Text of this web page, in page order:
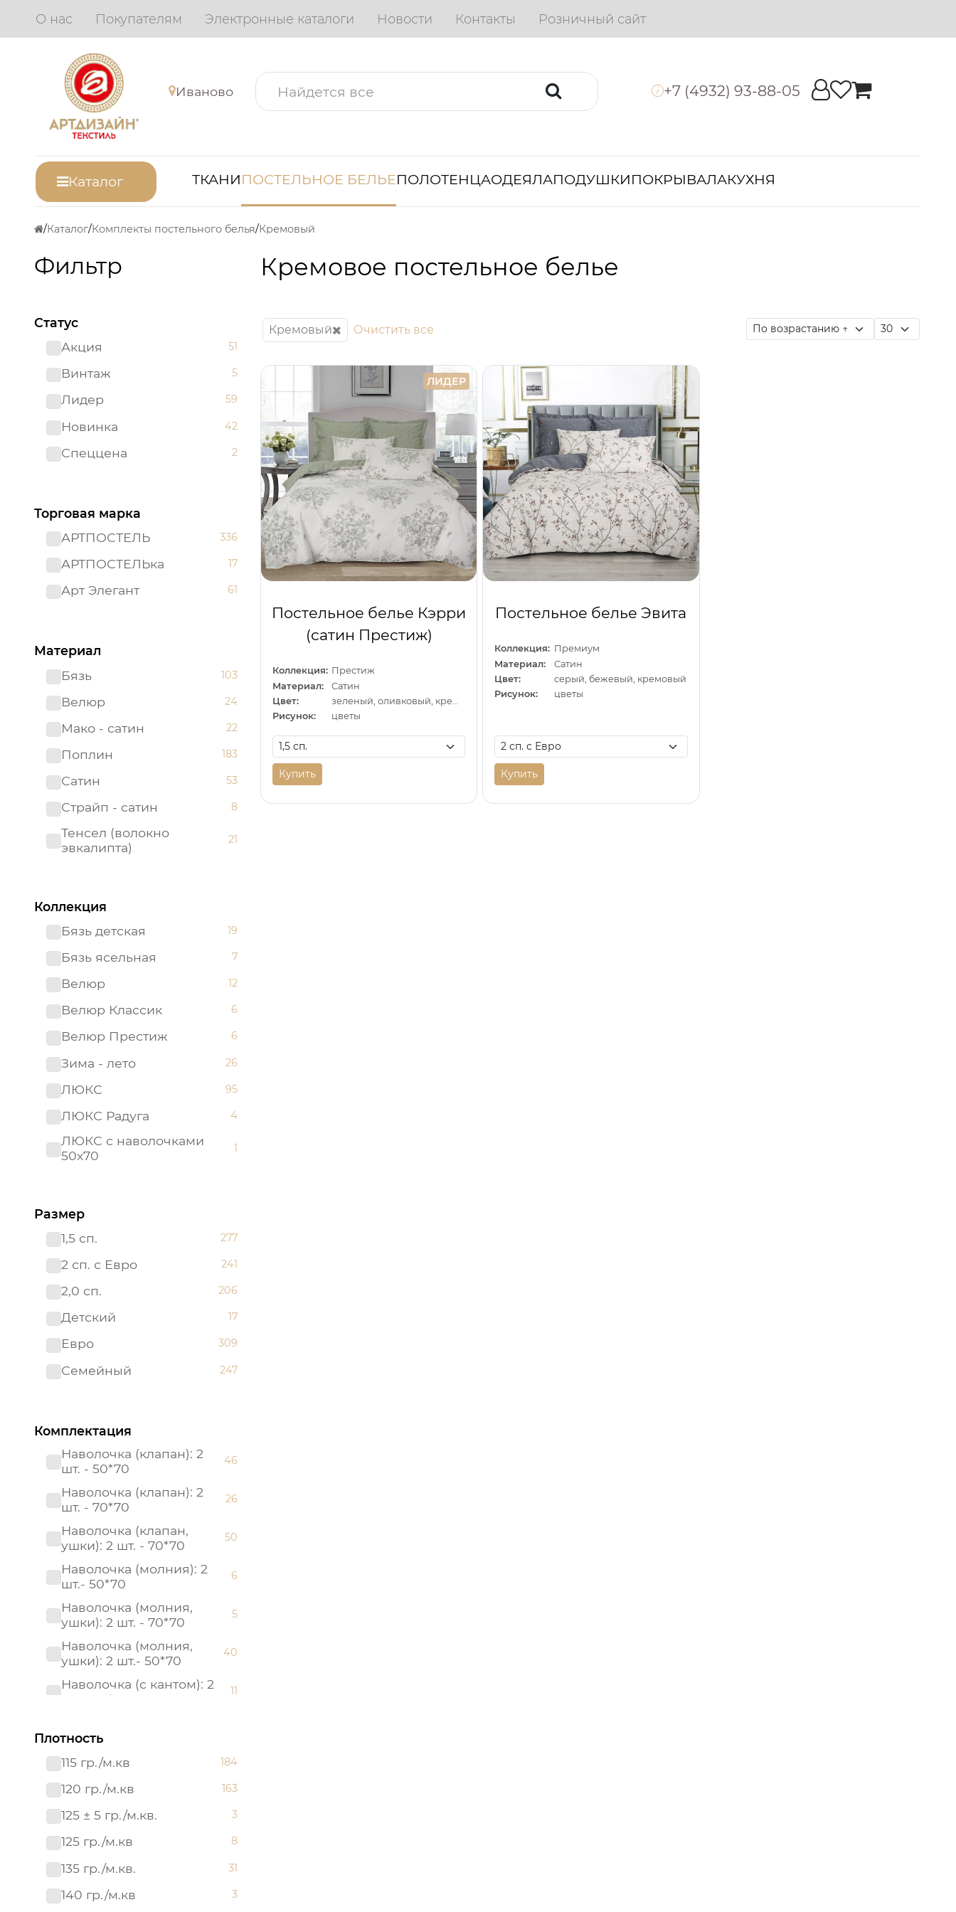
О нас Покупателям Электронные каталоги Новости Контакты Розничный сайт
Иваново i +7 (4932) 93-88-05
Каталог ТКАНИПОСТЕЛЬНОЕ БЕЛЬЕПОЛОТЕНЦАОДЕЯЛАПОДУШКИПОКРЫВАЛАКУХНЯ
Каталог Комплекты постельного белья Кремовый
Фильтр
Статус
Акция
51
Винтаж 5
Лидер 59
Новинка 42
Спеццена 2
Торговая марка
АРТПОСТЕЛЬ
336
АРТПОСТЕЛЬка 17
Арт Элегант 61
Материал
Бязь
103
Велюр 24
Мако - сатин 22
Поплин 183
Сатин 53
Страйп - сатин 8
Тенсел (волокно
эвкалипта)
21
Коллекция
Бязь детская
19
Бязь ясельная 7
Велюр 12
Велюр Классик 6
Велюр Престиж 6
Зима - лето 26
ЛЮКС 95
ЛЮКС Радуга 4
ЛЮКС с наволочками
50х70
1
Мако - сатин
Поплин детский 26
Поплин ясельный 10
Премиум 83
Престиж 25
Россия 21
Россия (Подарочная
Размер
1,5 сп.
277
2 сп. с Евро 241
2,0 сп. 206
Детский 17
Евро 309
Семейный 247
Комплектация
Наволочка (клапан): 2
шт. - 50*70
46
Наволочка (клапан): 2
шт. - 70*70
26
Наволочка (клапан,
ушки): 2 шт. - 70*70
50
Наволочка (молния): 2
шт.- 50*70
6
Наволочка (молния,
ушки): 2 шт. - 70*70
5
Наволочка (молния,
ушки): 2 шт.- 50*70
40
Наволочка (с кантом): 2
шт. - 50*70
11
шт. - 70*70
Наволочка: 1 шт. - 40*60 17
Наволочка: 2 шт.- 50*70 6
Наволочка: 2 шт.- 70*70 6
Пододеяльник (молния):
40
Пододеяльник (молния):
1 шт. - 215*175
Плотность
115 гр./м.кв
184
120 гр./м.кв 163
125 ± 5 гр./м.кв. 3
125 гр./м.кв 8
135 гр./м.кв. 31
140 гр./м.кв 3
Кремовое постельное белье
Кремовый Очистить все
ЛИДЕР
Постельное белье Кэрри
(сатин Престиж)
Коллекция: Престиж
Материал:
Сатин
Цвет:
Рисунок:
цветы
Купить
Постельное белье Эвита
Коллекция: Премиум
Материал:
Сатин
Цвет:
серый, бежевый, кремовый
Рисунок:
цветы
Купить